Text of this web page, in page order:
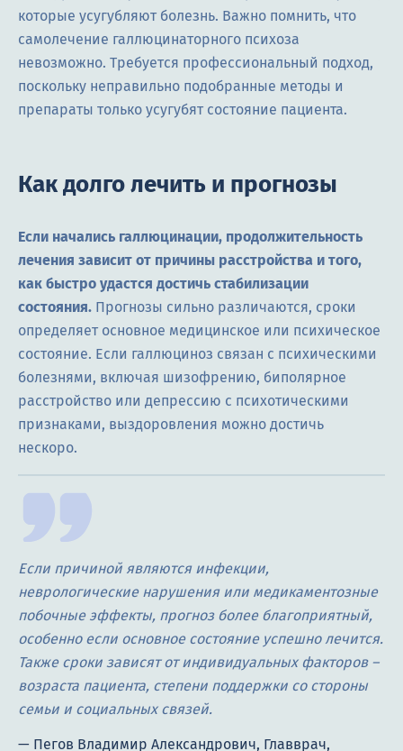
которые усугубляют болезнь. Важно помнить, что
самолечение галлюцинаторного психоза
невозможно. Требуется профессиональный подход,
поскольку неправильно подобранные методы и
препараты только усугубят состояние пациента.
Как долго лечить и прогнозы
Если начались галлюцинации, продолжительность
лечения зависит от причины расстройства и того,
как быстро удастся достичь стабилизации
состояния. Прогнозы сильно различаются, сроки
определяет основное медицинское или психическое
состояние. Если галлюциноз связан с психическими
болезнями, включая шизофрению, биполярное
расстройство или депрессию с психотическими
признаками, выздоровления можно достичь
нескоро.
Если причиной являются инфекции,
неврологические нарушения или медикаментозные
побочные эффекты, прогноз более благоприятный,
особенно если основное состояние успешно лечится.
Также сроки зависят от индивидуальных факторов –
возраста пациента, степени поддержки со стороны
семьи и социальных связей.